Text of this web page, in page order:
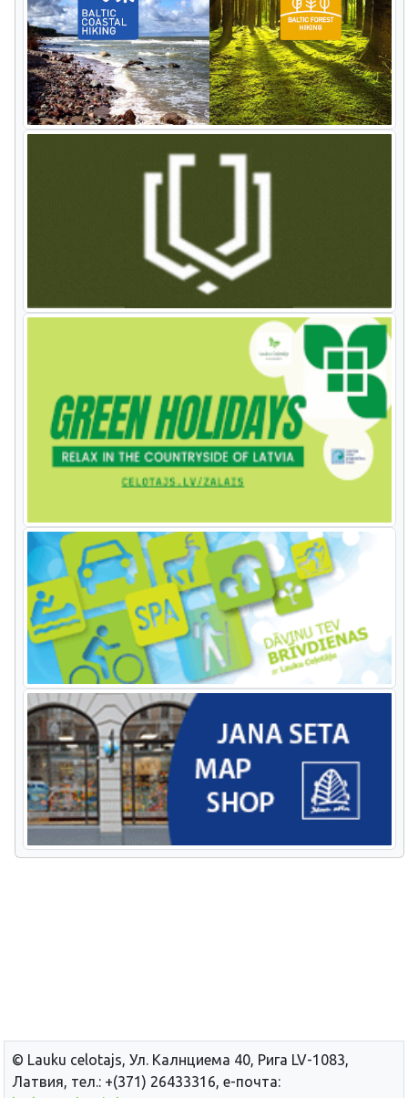
© Lauku сelotajs, Ул. Калнциема 40, Рига LV-1083,
Латвия, тел.: +(371) 26433316, е-почта: